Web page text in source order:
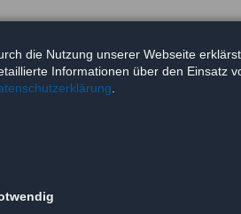
die Nutzung unserer Webseite
Informationen über den Einsatz
.